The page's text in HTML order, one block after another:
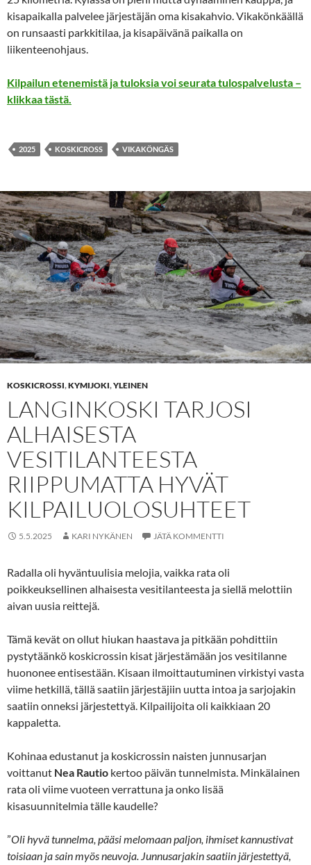
kisapaikalla palvelee järjestäjän oma kisakahvio. Vikakönkäällä
on runsaasti parkkitilaa, ja kisapäivänä paikalla on
liikenteenohjaus.
Kilpailun etenemistä ja tuloksia voi seurata tulospalvelusta –
klikkaa tästä.
2025 KOSKICROSS VIKAKÖNGÄS
KOSKICROSSI,KYMIJOKI,YLEINEN
LANGINKOSKI TARJOSI
ALHAISESTA
VESITILANTEESTA
RIIPPUMATTA HYVÄT
KILPAILUOLOSUHTEET
5.5.2025 KARI NYKÄNEN JÄTÄ KOMMENTTI
Radalla oli hyväntuulisia melojia, vaikka rata oli
poikkeuksellinen alhaisesta vesitilanteesta ja siellä melottiin
aivan uusia reittejä.
Tämä kevät on ollut hiukan haastava ja pitkään pohdittiin
pystytäänkö koskicrossin kisat järjestämään jos vesitilanne
huononee entisestään. Kisaan ilmoittautuminen virkistyi vasta
viime hetkillä, tällä saatiin järjestäjiin uutta intoa ja sarjojakin
saatiin onneksi järjestettyä. Kilpailijoita oli kaikkiaan 20
kappaletta.
Kohinaa edustanut ja koskicrossin naisten junnusarjan
voittanut Nea Rautio kertoo päivän tunnelmista. Minkälainen
rata oli viime vuoteen verrattuna ja onko lisää
kisasuunnitelmia tälle kaudelle?
”Oli hyvä tunnelma, pääsi melomaan paljon, ihmiset kannustivat
toisiaan ja sain myös neuvoja. Junnusarjakin saatiin järjestettyä,